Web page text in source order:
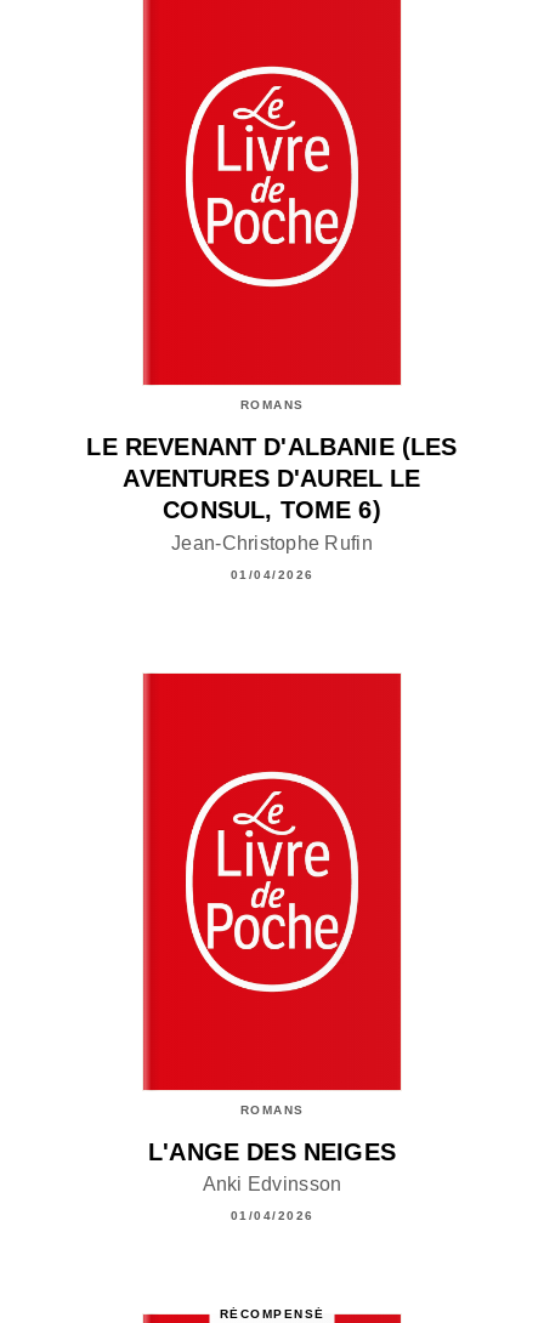
ROMANS
LE REVENANT D'ALBANIE (LES
AVENTURES D'AUREL LE
CONSUL, TOME 6)
Jean-Christophe Rufin
01/04/2026
ROMANS
L'ANGE DES NEIGES
Anki Edvinsson
01/04/2026
RÉCOMPENSÉ